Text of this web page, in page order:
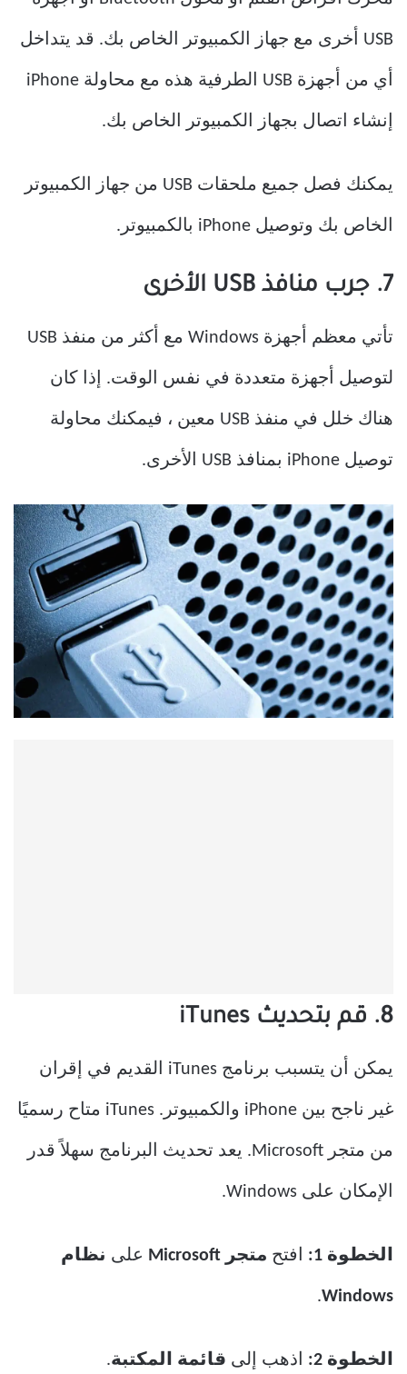
USB أخرى مع جهاز الكمبيوتر الخاص بك. قد يتداخل
أي من أجهزة USB الطرفية هذه مع محاولة iPhone
إنشاء اتصال بجهاز الكمبيوتر الخاص بك.
يمكنك فصل جميع ملحقات USB من جهاز الكمبيوتر
الخاص بك وتوصيل iPhone بالكمبيوتر.
7. جرب منافذ USB الأخرى
تأتي معظم أجهزة Windows مع أكثر من منفذ USB
لتوصيل أجهزة متعددة في نفس الوقت. إذا كان
هناك خلل في منفذ USB معين ، فيمكنك محاولة
توصيل iPhone بمنافذ USB الأخرى.
8. قم بتحديث iTunes
يمكن أن يتسبب برنامج iTunes القديم في إقران
غير ناجح بين iPhone والكمبيوتر. iTunes متاح رسميًا
من متجر Microsoft. يعد تحديث البرنامج سهلاً قدر
الإمكان على Windows.
الخطوة 1: افتح متجر Microsoft على نظام
Windows
.
الخطوة 2: اذهب إلى قائمة المكتبة.